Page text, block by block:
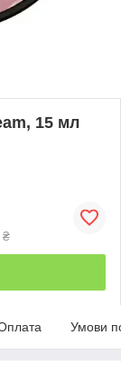
15 мл
₴
Умови